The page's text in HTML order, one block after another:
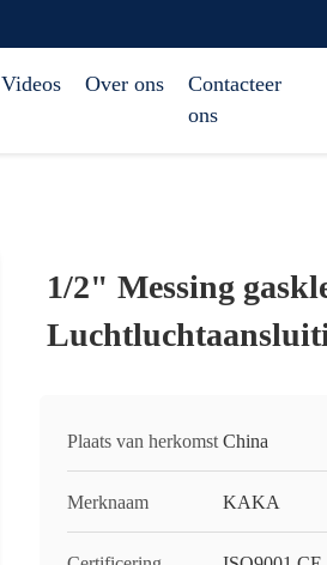
Videos Over ons
Contacteer
ons
1/2" Messing
Plaats van herkomst China
Merknaam KAKA